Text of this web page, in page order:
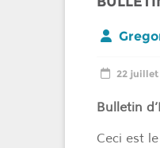
22 juillet
Bulletin
Ceci est